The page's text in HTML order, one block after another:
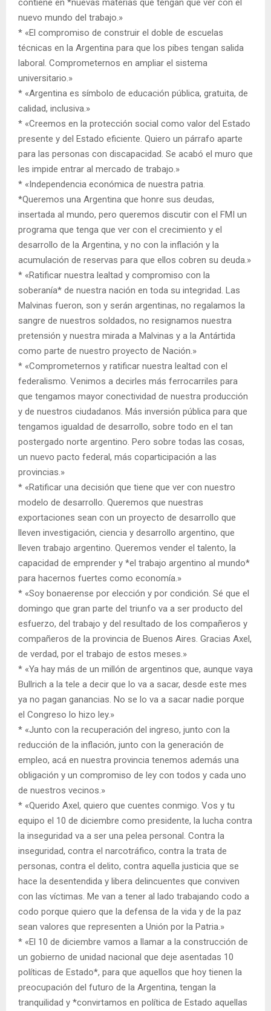
contiene en *nuevas materias que tengan que ver con el
nuevo mundo del trabajo.»
* «El compromiso de construir el doble de escuelas
técnicas en la Argentina para que los pibes tengan salida
laboral. Comprometernos en ampliar el sistema
universitario.»
* «Argentina es símbolo de educación pública, gratuita, de
calidad, inclusiva.»
* «Creemos en la protección social como valor del Estado
presente y del Estado eficiente. Quiero un párrafo aparte
para las personas con discapacidad. Se acabó el muro que
les impide entrar al mercado de trabajo.»
* «Independencia económica de nuestra patria.
*Queremos una Argentina que honre sus deudas,
insertada al mundo, pero queremos discutir con el FMI un
programa que tenga que ver con el crecimiento y el
desarrollo de la Argentina, y no con la inflación y la
acumulación de reservas para que ellos cobren su deuda.»
* «Ratificar nuestra lealtad y compromiso con la
soberanía* de nuestra nación en toda su integridad. Las
Malvinas fueron, son y serán argentinas, no regalamos la
sangre de nuestros soldados, no resignamos nuestra
pretensión y nuestra mirada a Malvinas y a la Antártida
como parte de nuestro proyecto de Nación.»
* «Comprometernos y ratificar nuestra lealtad con el
federalismo. Venimos a decirles más ferrocarriles para
que tengamos mayor conectividad de nuestra producción
y de nuestros ciudadanos. Más inversión pública para que
tengamos igualdad de desarrollo, sobre todo en el tan
postergado norte argentino. Pero sobre todas las cosas,
un nuevo pacto federal, más coparticipación a las
provincias.»
* «Ratificar una decisión que tiene que ver con nuestro
modelo de desarrollo. Queremos que nuestras
exportaciones sean con un proyecto de desarrollo que
lleven investigación, ciencia y desarrollo argentino, que
lleven trabajo argentino. Queremos vender el talento, la
capacidad de emprender y *el trabajo argentino al mundo*
para hacernos fuertes como economía.»
* «Soy bonaerense por elección y por condición. Sé que el
domingo que gran parte del triunfo va a ser producto del
esfuerzo, del trabajo y del resultado de los compañeros y
compañeros de la provincia de Buenos Aires. Gracias Axel,
de verdad, por el trabajo de estos meses.»
* «Ya hay más de un millón de argentinos que, aunque vaya
Bullrich a la tele a decir que lo va a sacar, desde este mes
ya no pagan ganancias. No se lo va a sacar nadie porque
el Congreso lo hizo ley.»
* «Junto con la recuperación del ingreso, junto con la
reducción de la inflación, junto con la generación de
empleo, acá en nuestra provincia tenemos además una
obligación y un compromiso de ley con todos y cada uno
de nuestros vecinos.»
* «Querido Axel, quiero que cuentes conmigo. Vos y tu
equipo el 10 de diciembre como presidente, la lucha contra
la inseguridad va a ser una pelea personal. Contra la
inseguridad, contra el narcotráfico, contra la trata de
personas, contra el delito, contra aquella justicia que se
hace la desentendida y libera delincuentes que conviven
con las víctimas. Me van a tener al lado trabajando codo a
codo porque quiero que la defensa de la vida y de la paz
sean valores que representen a Unión por la Patria.»
* «El 10 de diciembre vamos a llamar a la construcción de
un gobierno de unidad nacional que deje asentadas 10
políticas de Estado*, para que aquellos que hoy tienen la
preocupación del futuro de la Argentina, tengan la
tranquilidad y *convirtamos en política de Estado aquellas